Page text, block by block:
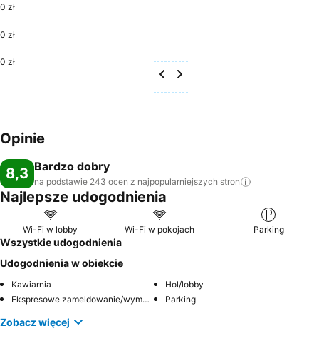
0 zł
0 zł
0 zł
Opinie
8,3 Bardzo dobry
na podstawie 243 ocen z najpopularniejszych stron
Najlepsze udogodnienia
Wi-Fi w lobby Wi-Fi w pokojach Parking
Wszystkie udogodnienia
Udogodnienia w obiekcie
Kawiarnia
Hol/lobby
Ekspresowe zameldowanie/wymeldowanie
Parking
Zobacz więcej